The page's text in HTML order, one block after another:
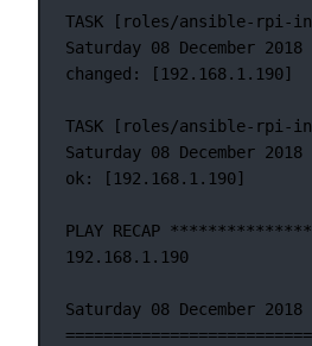
TASK [roles/ansible-
Saturday 08 December
changed: [192.168.1.190]
TASK [roles/ansible-
Saturday 08 December
ok: [192.168.1.190]
PLAY RECAP
192.168.1.190
Saturday 08 December